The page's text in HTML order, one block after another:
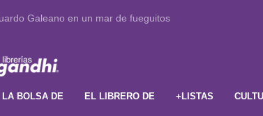
Galeano en un mar de fueguitos
LA BOLSA DE EL LIBRERO DE +LISTAS